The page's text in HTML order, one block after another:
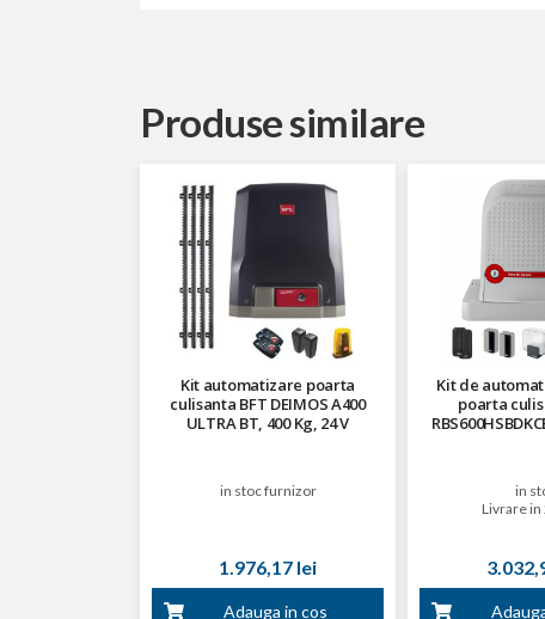
Produse similare
Kit automatizare poarta
culisanta BFT DEIMOS A400
ULTRA BT, 400 Kg, 24 V
in stoc furnizor
1.976,17 lei
Adauga in cos
Kit de
poarta
in
Livrare in